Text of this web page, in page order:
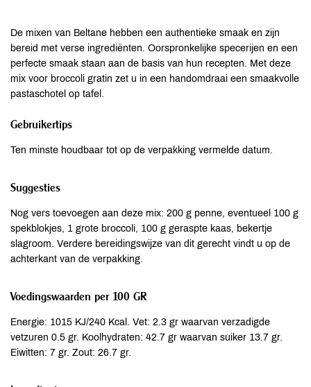
De mixen van Beltane hebben een authentieke smaak en zijn
bereid met verse ingrediënten. Oorspronkelijke specerijen en een
perfecte smaak staan aan de basis van hun recepten. Met deze
mix voor broccoli gratin zet u in een handomdraai een smaakvolle
pastaschotel op tafel.
Gebruikertips
Ten minste houdbaar tot op de verpakking vermelde datum.
Suggesties
Nog vers toevoegen aan deze mix: 200 g penne, eventueel 100 g
spekblokjes, 1 grote broccoli, 100 g geraspte kaas, bekertje
slagroom. Verdere bereidingswijze van dit gerecht vindt u op de
achterkant van de verpakking.
Voedingswaarden per 100 GR
Energie: 1015 KJ/240 Kcal. Vet: 2.3 gr waarvan verzadigde
vetzuren 0.5 gr. Koolhydraten: 42.7 gr waarvan suiker 13.7 gr.
Eiwitten: 7 gr. Zout: 26.7 gr.